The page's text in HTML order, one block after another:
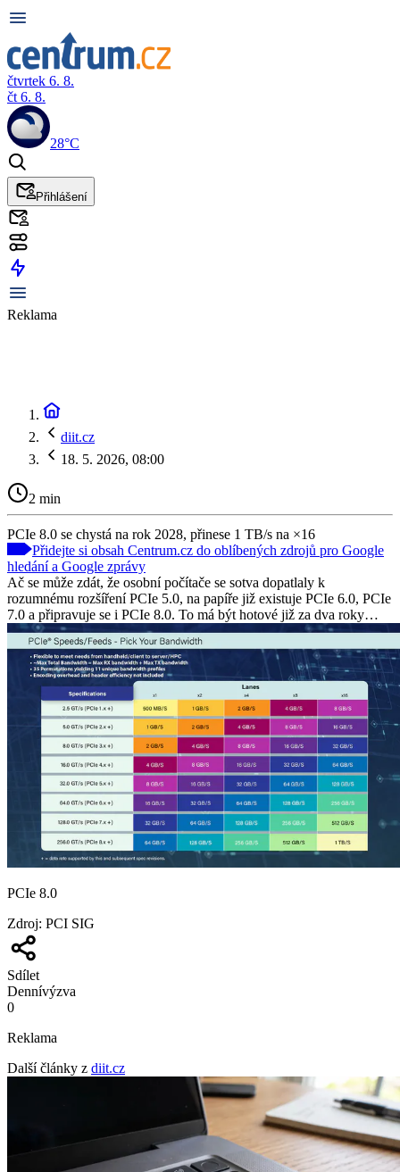
čtvrtek 6. 8.
čt 6. 8.
28°C
Přihlášení
Reklama
diit.cz
18. 5. 2026, 08:00
2 min
PCIe 8.0 se chystá na rok 2028, přinese 1 TB/s na ×16
Přidejte si obsah Centrum.cz do oblíbených zdrojů pro Google
hledání a Google zprávy
Ač se může zdát, že osobní počítače se sotva dopatlaly k
rozumnému rozšíření PCIe 5.0, na papíře již existuje PCIe 6.0, PCIe
7.0 a připravuje se i PCIe 8.0. To má být hotové již za dva roky…
PCIe 8.0
Zdroj: PCI SIG
Sdílet
Dennívýzva
0
Reklama
Další články z diit.cz